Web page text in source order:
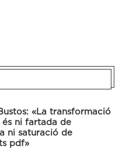
«La transformació
ni fartada de
ni saturació de
pdf»